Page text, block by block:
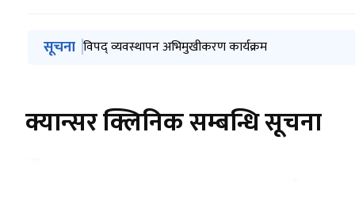
मुख्य नेभिगेसनमा जानुहोस्
सूचना सार्वजनिक विदा सम्बन्धि सूचना
विपद् व्यवस्थापन अभिमुखीकरण कार्यक्रम
स्तनपान परामर्शकर्ता पदको नतिजा प्रकाशन
सुझाव पेटिका
स्तनपान परामर्शकर्ताको अन्तरवार्ता हुने सम्बन्धि सूचना
क्यान्सर क्लिनिक सम्बन्धि सूचना